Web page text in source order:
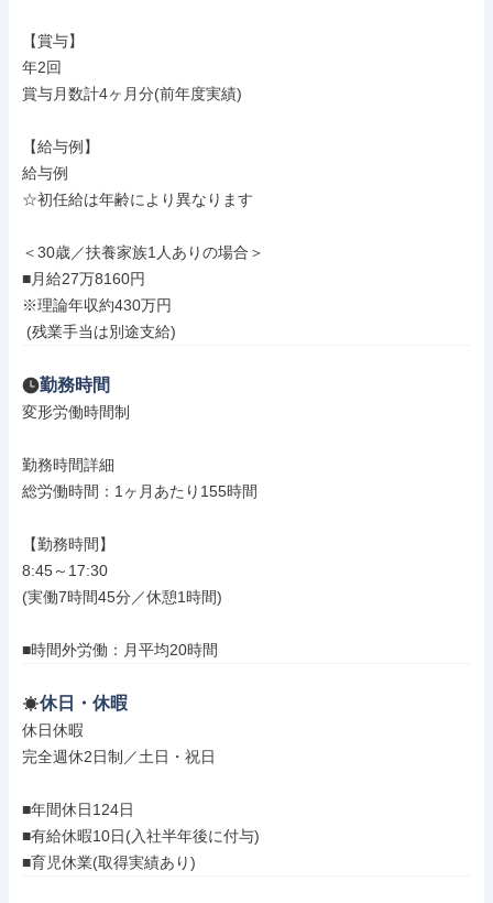
【賞与】
年2回
賞与月数計4ヶ月分(前年度実績)
【給与例】
給与例
☆初任給は年齢により異なります
＜30歳／扶養家族1人ありの場合＞
■月給27万8160円
※理論年収約430万円
(残業手当は別途支給)
勤務時間
変形労働時間制
勤務時間詳細
総労働時間：1ヶ月あたり155時間
【勤務時間】
8:45～17:30
(実働7時間45分／休憩1時間)
■時間外労働：月平均20時間
休日・休暇
休日休暇
完全週休2日制／土日・祝日
■年間休日124日
■有給休暇10日(入社半年後に付与)
■育児休業(取得実績あり)